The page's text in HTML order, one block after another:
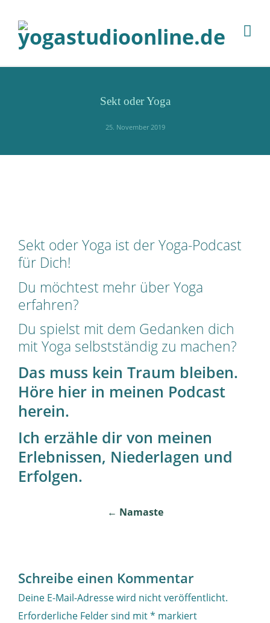
Sekt oder Yoga
25. November 2019
Sekt oder Yoga ist der Yoga-Podcast
für Dich!
Du möchtest mehr über Yoga
erfahren?
Du spielst mit dem Gedanken dich
mit Yoga selbstständig zu machen?
Das muss kein Traum bleiben.
Höre hier in meinen Podcast
herein.
Ich erzähle dir von meinen
Erlebnissen, Niederlagen und
Erfolgen.
← Namaste
Schreibe einen Kommentar
Deine E-Mail-Adresse wird nicht veröffentlicht.
Erforderliche Felder sind mit* markiert